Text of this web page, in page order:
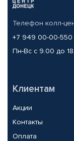
Телефон колл-
+7 949 00-00-550
Пн-Вс с 9.00 до
Клиентам
Акции
Контакты
Оплата